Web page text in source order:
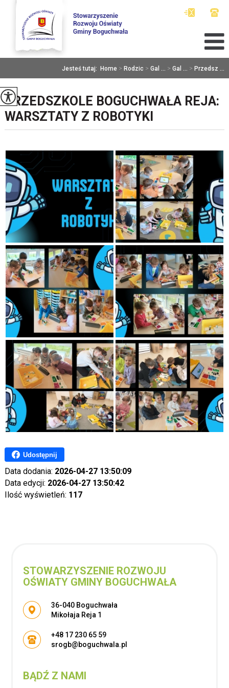
Jesteś tutaj: Home > Rodzic > Gal ... > Gal ... > Przedsz ...
PRZEDSZKOLE BOGUCHWAŁA REJA:
WARSZTATY Z ROBOTYKI
Udostępnij
Data dodania: 2026-04-27 13:50:09
Data edycji: 2026-04-27 13:50:42
Ilość wyświetleń: 117
STOWARZYSZENIE ROZWOJU
OŚWIATY GMINY BOGUCHWAŁA
Adres pocztowy:
36-040 Boguchwała
Mikołaja Reja 1
+48 17 230 65 59
srogb@boguchwala.pl
BĄDŹ Z NAMI